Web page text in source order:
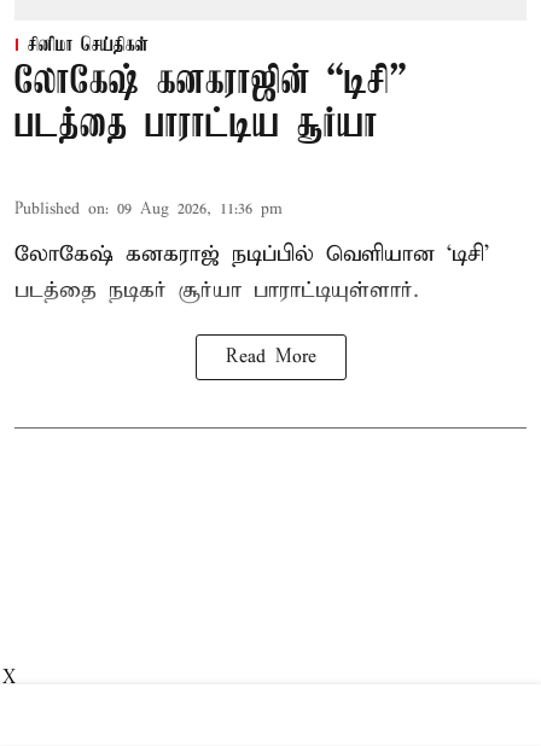
சினிமா செய்திகள்
லோகேஷ் கனகராஜின் “டிசி”
படத்தை பாராட்டிய சூர்யா
Published on: 09 Aug 2026, 11:36 pm
லோகேஷ் கனகராஜ் நடிப்பில் வெளியான ‘டிசி’
படத்தை நடிகர் சூர்யா பாராட்டியுள்ளார்.
Read More
X